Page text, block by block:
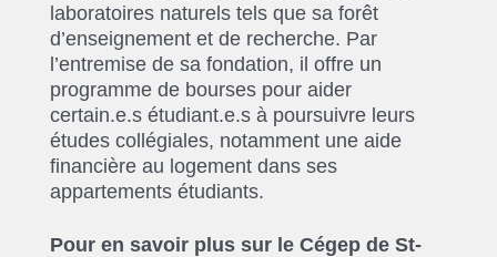
laboratoires naturels tels que sa forêt
d’enseignement et de recherche. Par
l’entremise de sa fondation, il offre un
programme de bourses pour aider
certain.e.s étudiant.e.s à poursuivre leurs
études collégiales, notamment une aide
financière au logement dans ses
appartements étudiants.
Pour en savoir plus sur le Cégep de St-